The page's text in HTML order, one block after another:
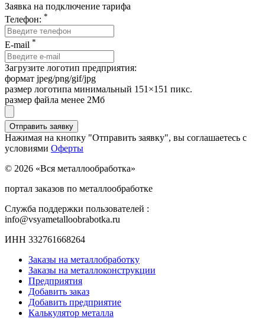
Заявка на подключение тарифа
Телефон: *
E-mail *
Загрузите логотип предприятия:
формат jpeg/png/gif/jpg
размер логотипа минимальный 151×151 пикс.
размер файла менее 2Мб
Нажимая на кнопку "Отправить заявку", вы соглашаетесь с
условиями Оферты
© 2026 «Вся металлообработка»
портал заказов по металлообработке
Служба поддержки пользователей :
info@vsyametalloobrabotka.ru
ИНН 332761668264
Заказы на металлобработку
Заказы на металлоконструкции
Предприятия
Добавить заказ
Добавить предприятие
Калькулятор металла